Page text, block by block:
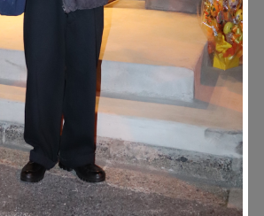
#HANDSOME HANDBOOK